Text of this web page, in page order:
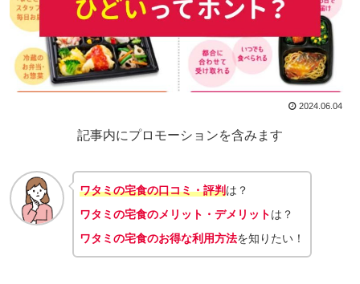
2024.06.04
記事内にプロモーションを含みます
ワタミの宅食の口コミ・評判は？
ワタミの宅食のメリット・デメリットは？
ワタミの宅食のお得な利用方法を知りたい！